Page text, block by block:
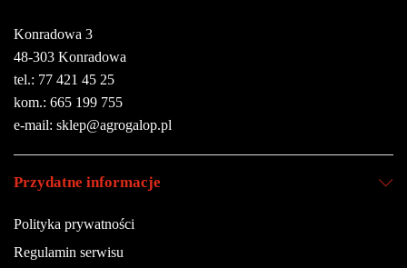
Konradowa 3
48-303 Konradowa
tel.: 77 421 45 25
kom.: 665 199 755
e-mail: sklep@agrogalop.pl
Przydatne informacje
Polityka prywatności
Regulamin serwisu